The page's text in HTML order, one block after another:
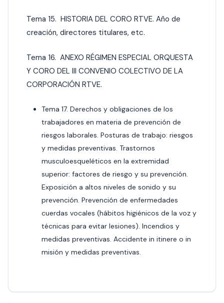
Tema 15. HISTORIA DEL CORO RTVE. Año de
creación, directores titulares, etc.
Tema 16. ANEXO RÉGIMEN ESPECIAL ORQUESTA
Y CORO DEL III CONVENIO COLECTIVO DE LA
CORPORACIÓN RTVE.
Tema 17. Derechos y obligaciones de los
trabajadores en materia de prevención de
riesgos laborales. Posturas de trabajo: riesgos
y medidas preventivas. Trastornos
musculoesqueléticos en la extremidad
superior: factores de riesgo y su prevención.
Exposición a altos niveles de sonido y su
prevención. Prevención de enfermedades
cuerdas vocales (hábitos higiénicos de la voz y
técnicas para evitar lesiones). Incendios y
medidas preventivas. Accidente in itinere o in
misión y medidas preventivas.